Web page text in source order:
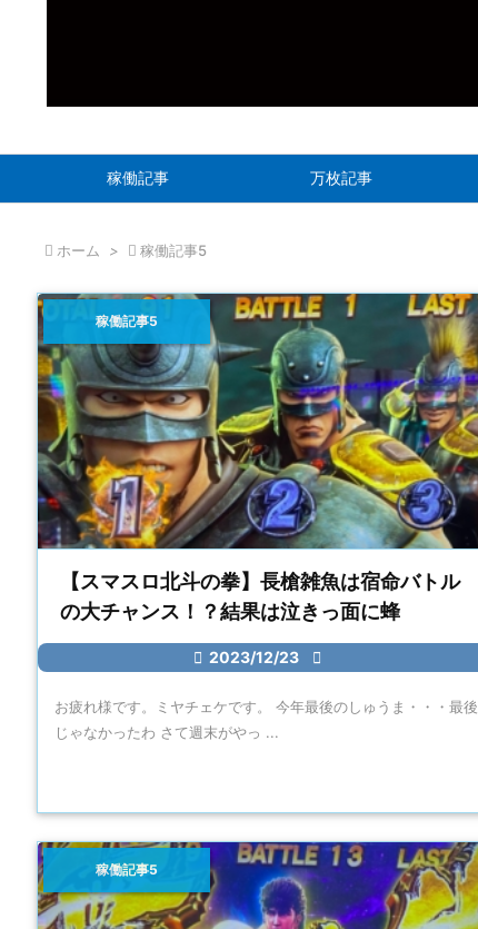
稼働記事 万枚記事
 ホーム >  稼働記事5
【スマスロ北斗の拳】長槍雑魚は宿命バトル
の大チャンス！？結果は泣きっ面に蜂
 2023/12/23 
稼働記事5
お疲れ様です。ミヤチェケです。 今年最後のしゅうま・・・最後
じゃなかったわ さて週末がやっ ...
稼働記事5